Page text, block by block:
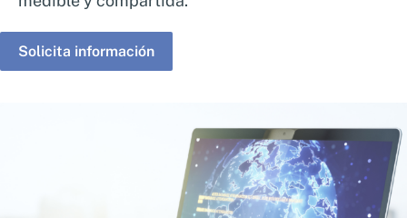
Solicita información